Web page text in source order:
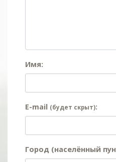
Имя:
E-mail (будет скрыт):
Город (населённый